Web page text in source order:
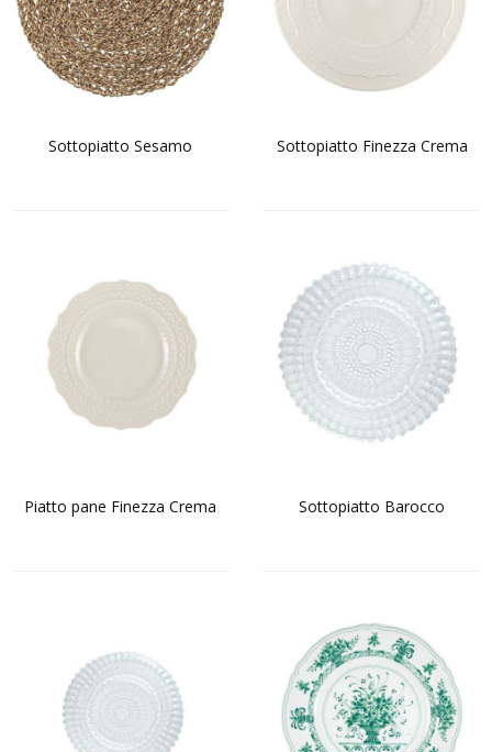
Sottopiatto Sesamo Sottopiatto Finezza Crema
Piatto pane Finezza Crema Sottopiatto Barocco